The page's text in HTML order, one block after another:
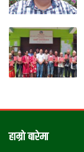
हाम्राे बारेमा